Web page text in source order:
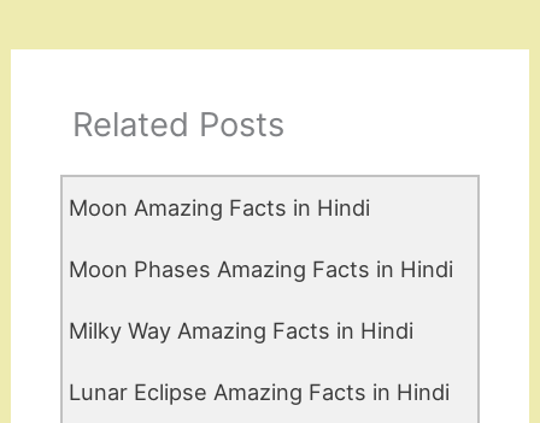
Related Posts
Moon Amazing Facts in Hindi
Moon Phases Amazing Facts in Hindi
Milky Way Amazing Facts in Hindi
Lunar Eclipse Amazing Facts in Hindi